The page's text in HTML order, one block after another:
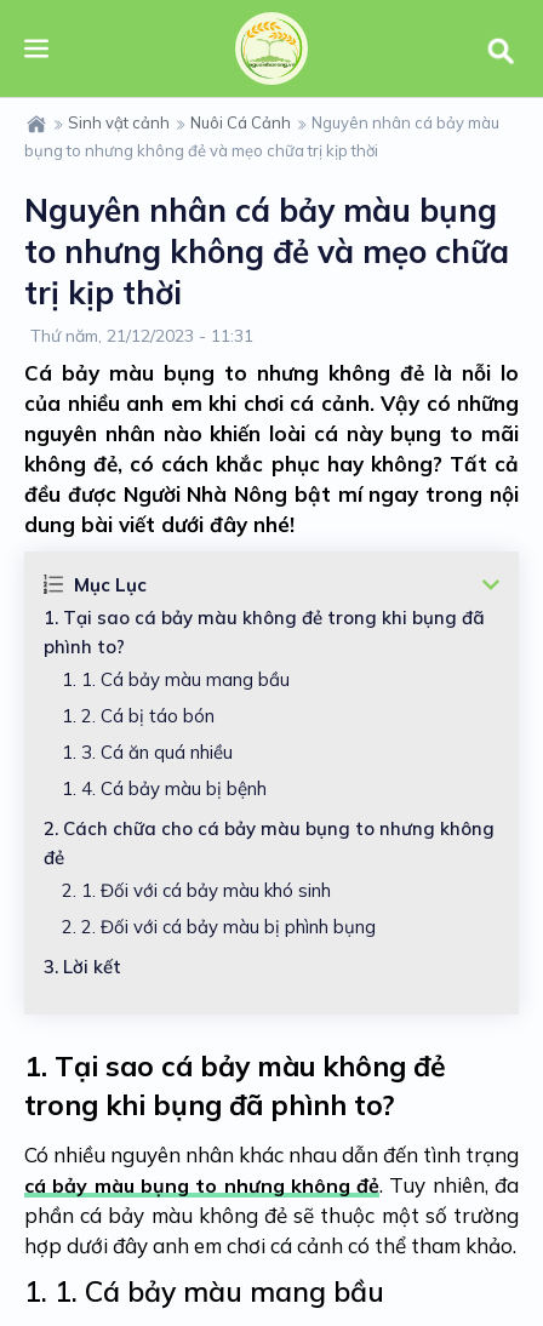
Sinh vật cảnh Nuôi Cá Cảnh
Nguyên nhân cá bảy màu
bụng to nhưng không đẻ và mẹo chữa trị kịp thời
Nguyên nhân cá bảy màu bụng
to nhưng không đẻ và mẹo chữa
trị kịp thời
Thứ năm, 21/12/2023 - 11:31
Cá bảy màu bụng to nhưng không đẻ là nỗi lo
của nhiều anh em khi chơi cá cảnh. Vậy có những
nguyên nhân nào khiến loài cá này bụng to mãi
không đẻ, có cách khắc phục hay không? Tất cả
đều được Người Nhà Nông bật mí ngay trong nội
dung bài viết dưới đây nhé!
Mục Lục
1. Tại sao cá bảy màu không đẻ trong khi bụng đã
phình to?
1. 1. Cá bảy màu mang bầu
1. 2. Cá bị táo bón
1. 3. Cá ăn quá nhiều
1. 4. Cá bảy màu bị bệnh
2. Cách chữa cho cá bảy màu bụng to nhưng không
đẻ
2. 1. Đối với cá bảy màu khó sinh
2. 2. Đối với cá bảy màu bị phình bụng
3. Lời kết
1. Tại sao cá bảy màu không đẻ
trong khi bụng đã phình to?
Có nhiều nguyên nhân khác nhau dẫn đến tình trạng
cá bảy màu bụng to nhưng không đẻ. Tuy nhiên, đa
phần cá bảy màu không đẻ sẽ thuộc một số trường
hợp dưới đây anh em chơi cá cảnh có thể tham khảo.
1. 1. Cá bảy màu mang bầu